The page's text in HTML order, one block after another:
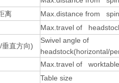
离
Max.distance from
Max.travel of
/垂直方向)
Swivel angle of
headstock(horizontal/
Max.travel of
Table size